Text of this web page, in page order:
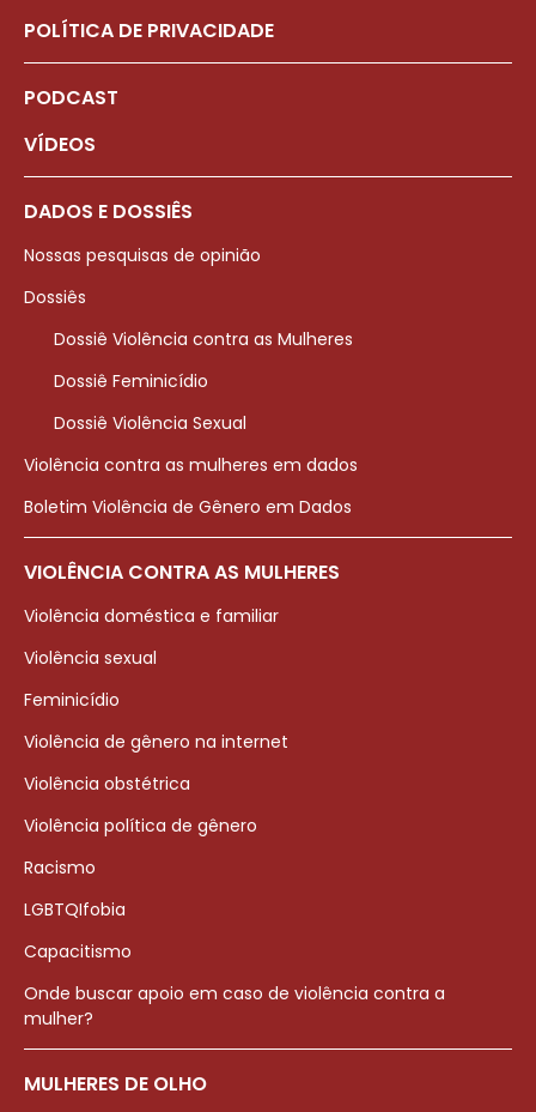
POLÍTICA DE PRIVACIDADE
PODCAST
VÍDEOS
DADOS E DOSSIÊS
Nossas pesquisas de opinião
Dossiês
Dossiê Violência contra as Mulheres
Dossiê Feminicídio
Dossiê Violência Sexual
Violência contra as mulheres em dados
Boletim Violência de Gênero em Dados
VIOLÊNCIA CONTRA AS MULHERES
Violência doméstica e familiar
Violência sexual
Feminicídio
Violência de gênero na internet
Violência obstétrica
Violência política de gênero
Racismo
LGBTQIfobia
Capacitismo
Onde buscar apoio em caso de violência contra a
mulher?
MULHERES DE OLHO